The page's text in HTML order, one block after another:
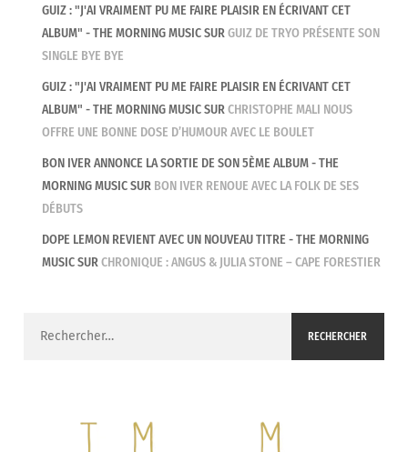
GUIZ : "J'AI VRAIMENT PU ME FAIRE PLAISIR EN ÉCRIVANT CET
ALBUM" - THE MORNING MUSICSURGUIZ DE TRYO PRÉSENTE SON
SINGLE BYE BYE
GUIZ : "J'AI VRAIMENT PU ME FAIRE PLAISIR EN ÉCRIVANT CET
ALBUM" - THE MORNING MUSICSURCHRISTOPHE MALI NOUS
OFFRE UNE BONNE DOSE D’HUMOUR AVEC LE BOULET
BON IVER ANNONCE LA SORTIE DE SON 5ÈME ALBUM - THE
MORNING MUSICSUR BON IVER RENOUE AVEC LA FOLK DE SES
DÉBUTS
DOPE LEMON REVIENT AVEC UN NOUVEAU TITRE - THE MORNING
MUSICSURCHRONIQUE : ANGUS & JULIA STONE – CAPE FORESTIER